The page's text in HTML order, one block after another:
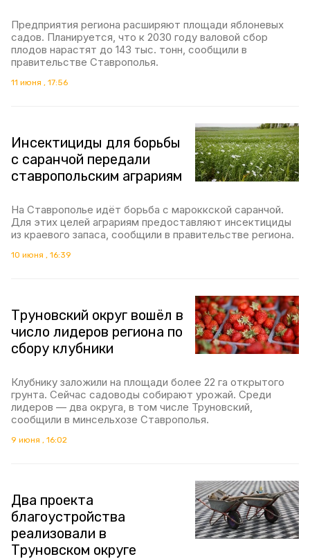
Предприятия региона расширяют площади яблоневых
садов. Планируется, что к 2030 году валовой сбор
плодов нарастят до 143 тыс. тонн, сообщили в
правительстве Ставрополья.
11 июня , 17:56
Инсектициды для борьбы
с саранчой передали
ставропольским аграриям
На Ставрополье идёт борьба с мароккской саранчой.
Для этих целей аграриям предоставляют инсектициды
из краевого запаса, сообщили в правительстве региона.
10 июня , 16:39
Труновский округ вошёл в
число лидеров региона по
сбору клубники
Клубнику заложили на площади более 22 га открытого
грунта. Сейчас садоводы собирают урожай. Среди
лидеров — два округа, в том числе Труновский,
сообщили в минсельхозе Ставрополья.
9 июня , 16:02
Два проекта
благоустройства
реализовали в
Труновском округе